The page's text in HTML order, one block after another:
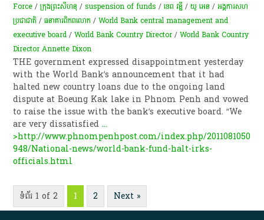
Force /ក្រុងព្រះសីហនុ /suspension of funds /ទេព វន្នី /យូ អេន /អង្គការសហ
ប្រជាជាតិ /ធនាគារពិភពលោក /World Bank central management and
executive board /World Bank Country Director/World Bank Country
Director Annette Dixon
THE government expressed disappointment yesterday
with the World Bank’s announcement that it had
halted new country loans due to the ongoing land
dispute at Boeung Kak lake in Phnom Penh and vowed
to raise the issue with the bank’s executive board. “We
are very dissatisfied...
>http://www.phnompenhpost.com/index.php/2011081050
948/National-news/world-bank-fund-halt-irks-
officials.html
ទំព័រ 1 of 2 1 2 Next »